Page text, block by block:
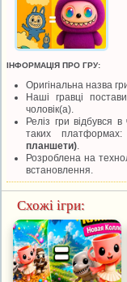
ІНФОРМАЦІЯ ПРО ГРУ:
Оригінальна назва
Наші гравці
чоловік(а).
Реліз гри відбувся в
таких платформах:
планшети)
Розроблена на
встановлення.
Схожі ігри: